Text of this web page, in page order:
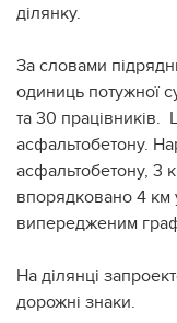
ділянку.
За словами
одиниць потужної
та 30
асфальтобетону.
асфальтобетону, 3
впорядковано 4 км
випередженим
На ділянці
дорожні знаки.